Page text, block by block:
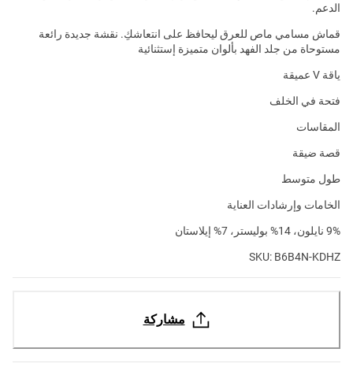
الدعم.
قماش مسامي ماص للعرق ليحافظ على انتعاشكِ. نقشة جديدة رائعة
مستوحاة من جلد الفهد بألوان متميزة إستثنائية
ياقة V عميقة
فتحة في الخلف
المقاسات
قصة ضيقة
طول متوسط
الخامات وإرشادات العناية
9% نايلون، 14% بوليستر، 7% إيلاستان
SKU: B6B4N-KDHZ
مشاركة